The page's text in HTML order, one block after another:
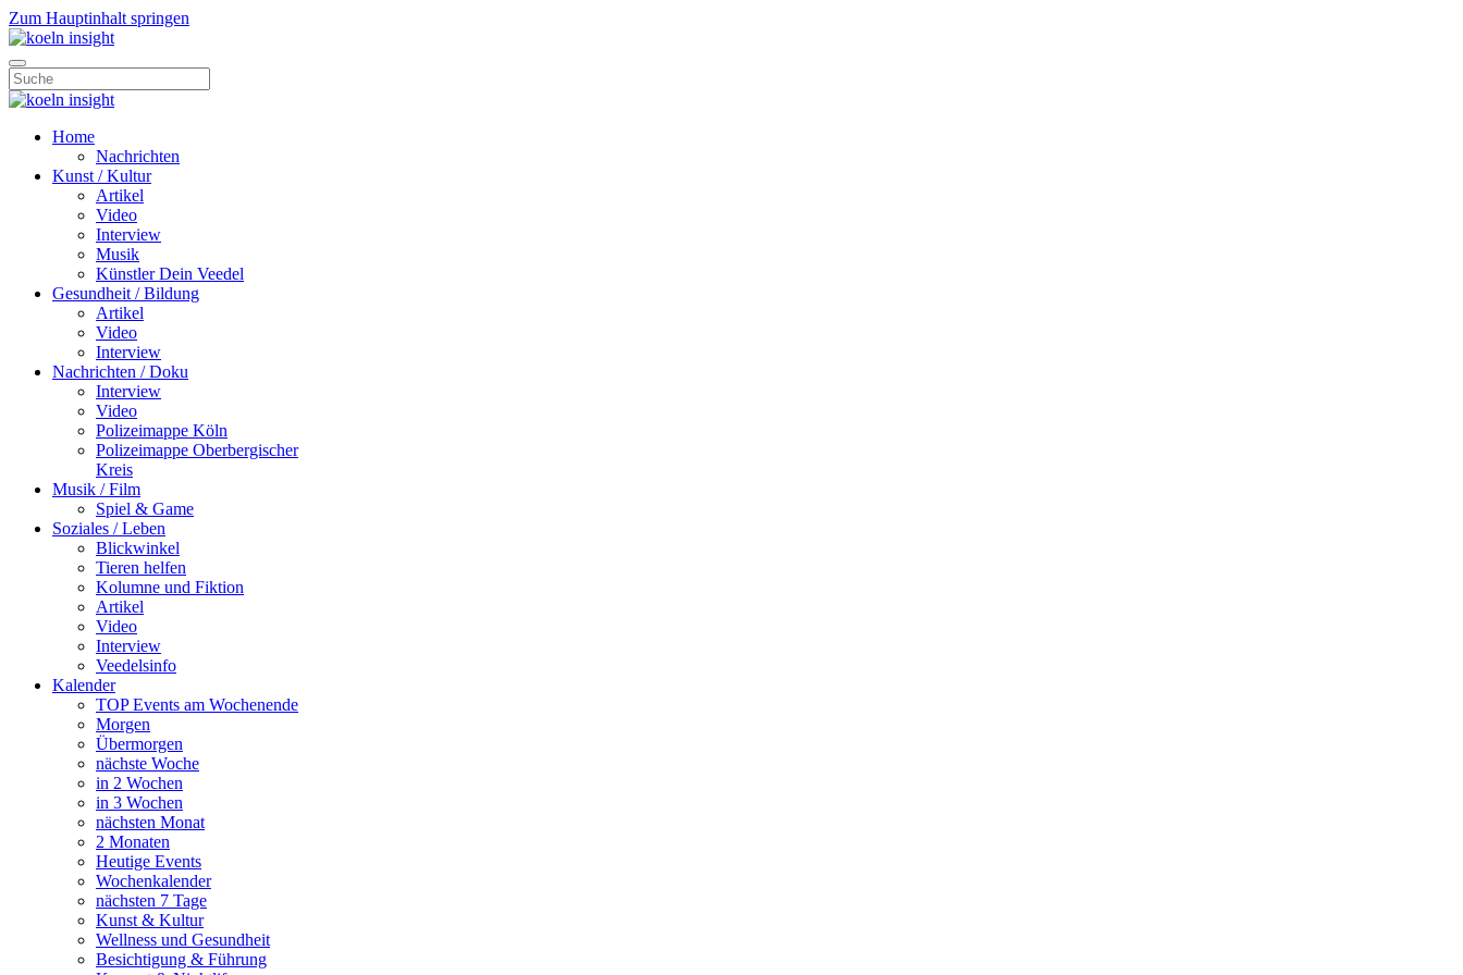
Zum Hauptinhalt springen
Home
Nachrichten
Kunst / Kultur
Artikel
Video
Interview
Musik
Künstler Dein Veedel
Gesundheit / Bildung
Artikel
Video
Interview
Nachrichten / Doku
Interview
Video
Polizeimappe Köln
Polizeimappe Oberbergischer
Kreis
Musik / Film
Spiel & Game
Soziales / Leben
Blickwinkel
Tieren helfen
Kolumne und Fiktion
Artikel
Video
Interview
Veedelsinfo
Kalender
TOP Events am Wochenende
Morgen
Übermorgen
nächste Woche
in 2 Wochen
in 3 Wochen
nächsten Monat
2 Monaten
Heutige Events
Wochenkalender
nächsten 7 Tage
Kunst & Kultur
Wellness und Gesundheit
Besichtigung & Führung